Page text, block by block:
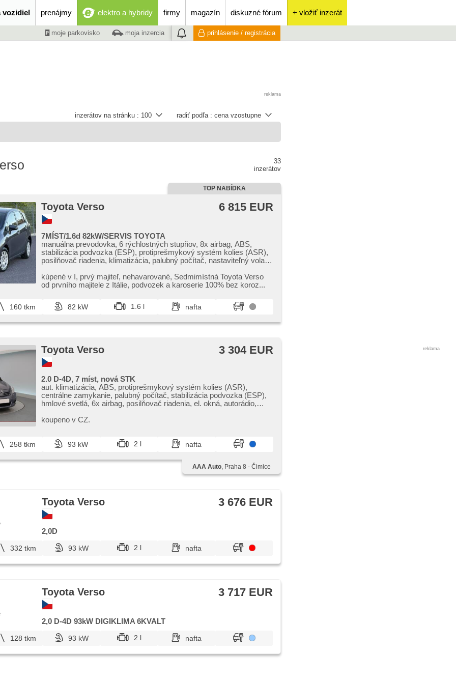
vozidiel prenájmy elektro a hybridy firmy magazín diskuzné fórum + vložiť inzerát
moje parkovisko moja inzercia prihlásenie / registrácia
reklama
radiť podľa : cena vzostupne
inzerátov na stránku : 100
33
inzerátov
TOP NABÍDKA
Toyota Verso 6 815 EUR
7MÍST/1.6d 82kW/SERVIS TOYOTA
manuálna prevodovka, 6 rýchlostných stupňov, 8x airbag, ABS,
stabilizácia podvozka (ESP), protiprešmykový systém kolies (ASR),
posilňovač riadenia, klimatizácia, palubný počítač, nastaviteľný volant,
zrkadlá, imobilizér, centrál diaľkový, isofix, výškovo nastaviteľné
sedadlo vodiča, polohovacie sedadlá, senzor opotrebenia brzdových
vonkajší teplomer, vyhrievané zrkadlá, klimatizovaná priehradka,
delené zadné sedadlá, zadná lakťová opierka, vnútorný teplomer,
kúpené v I,​ prvý majiteľ,​ nehavarované,​ Sedmimístná Toyota Verso
od prvního majitele z Itálie,​ podvozek a karoserie 100% bez koroz...
160 tkm 82 kW 1.6 l nafta
Toyota Verso 3 304 EUR
2.0 D-4D, 7 míst, nová STK
aut. klimatizácia, ABS, protiprešmykový systém kolies (ASR),
centrálne zamykanie, palubný počítač, stabilizácia podvozka (ESP),
hmlové svetlá, 6x airbag, posilňovač riadenia, el. okná, autorádio,
koupeno v CZ.
258 tkm 93 kW 2 l nafta
AAA Auto, Praha 8 - Čimice
Toyota Verso 3 676 EUR
2,0D
332 tkm 93 kW 2 l nafta
Toyota Verso 3 717 EUR
2,0 D-4D 93kW DIGIKLIMA 6KVALT
128 tkm 93 kW 2 l nafta
reklama